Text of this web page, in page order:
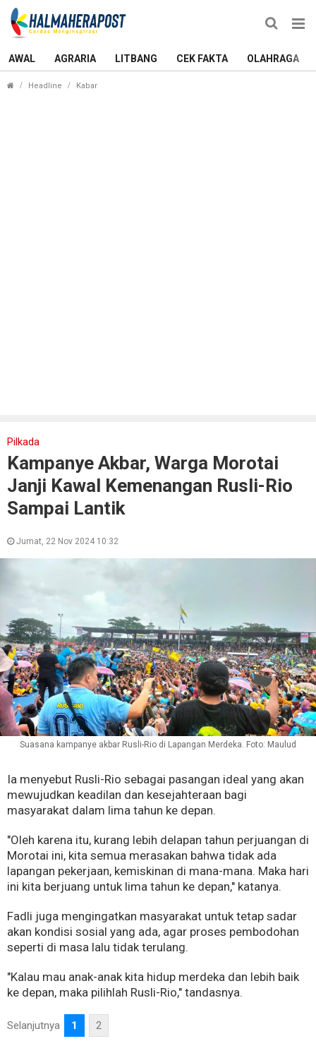
AWAL AGRARIA LITBANG CEK FAKTA OLAHRAGA
Headline Kabar
Pilkada
Kampanye Akbar, Warga Morotai
Janji Kawal Kemenangan Rusli-Rio
Sampai Lantik
Jumat, 22 Nov 2024 10:32
Suasana kampanye akbar Rusli-Rio di Lapangan Merdeka. Foto: Maulud
Ia menyebut Rusli-Rio sebagai pasangan ideal yang akan
mewujudkan keadilan dan kesejahteraan bagi
masyarakat dalam lima tahun ke depan.
"Oleh karena itu, kurang lebih delapan tahun perjuangan di
Morotai ini, kita semua merasakan bahwa tidak ada
lapangan pekerjaan, kemiskinan di mana-mana. Maka hari
ini kita berjuang untuk lima tahun ke depan," katanya.
Fadli juga mengingatkan masyarakat untuk tetap sadar
akan kondisi sosial yang ada, agar proses pembodohan
seperti di masa lalu tidak terulang.
"Kalau mau anak-anak kita hidup merdeka dan lebih baik
ke depan, maka pilihlah Rusli-Rio," tandasnya.
Selanjutnya 1 2